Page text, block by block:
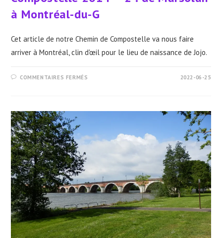
à Montréal-du-G
Cet article de notre Chemin de Compostelle va nous faire
arriver à Montréal, clin d'œil pour le lieu de naissance de Jojo.
COMMENTAIRES FERMÉS
MONTRÉAL-
DU-
2022-06-25